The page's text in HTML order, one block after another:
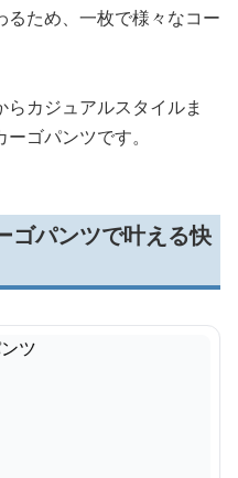
ため、一枚で様々なコー
カジュアルスタイルま
ゴパンツです。
ゴパンツで叶える快